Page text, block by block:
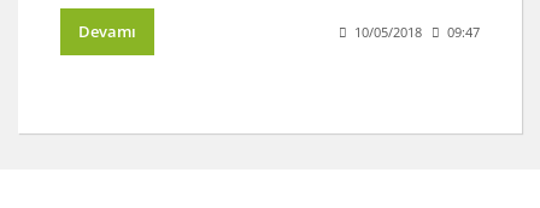
Devamı 10/05/2018 09:47